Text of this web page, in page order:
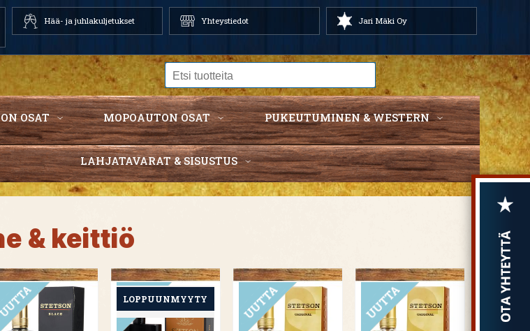
Hää- ja juhlakuljetukset Yhteystiedot Jari Mäki Oy
OSAT MOPOAUTON OSAT PUKEUTUMINEN & WESTERN
LAHJATAVARAT & SISUSTUS
& keittiö
UUTUUS UUTUUS UUTUUS